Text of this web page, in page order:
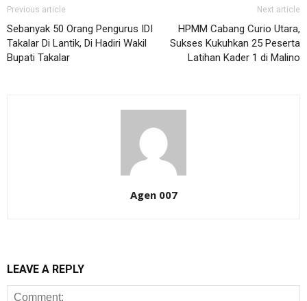
Previous article
Sebanyak 50 Orang Pengurus IDI
Takalar Di Lantik, Di Hadiri Wakil
Bupati Takalar
Next article
HPMM Cabang Curio Utara,
Sukses Kukuhkan 25 Peserta
Latihan Kader 1 di Malino
Agen 007
LEAVE A REPLY